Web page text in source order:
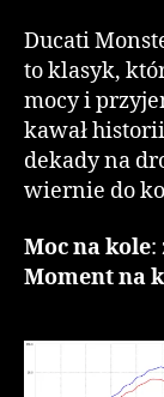
Ducati
to klasyk,
mocy i
kawał
dekady na
wiernie do
Moc na kole:
Moment na